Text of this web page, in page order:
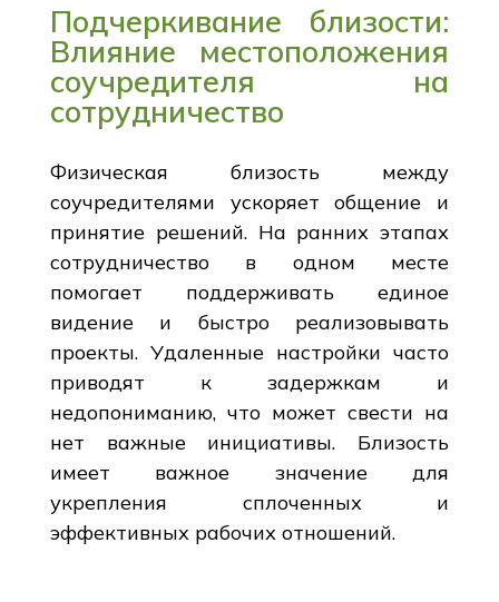
Подчеркивание близости:
Влияние местоположения
соучредителя на
сотрудничество
Физическая близость между
соучредителями ускоряет общение и
принятие решений. На ранних этапах
сотрудничество в одном месте
помогает поддерживать единое
видение и быстро реализовывать
проекты. Удаленные настройки часто
приводят к задержкам и
недопониманию, что может свести на
нет важные инициативы. Близость
имеет важное значение для
укрепления сплоченных и
эффективных рабочих отношений.